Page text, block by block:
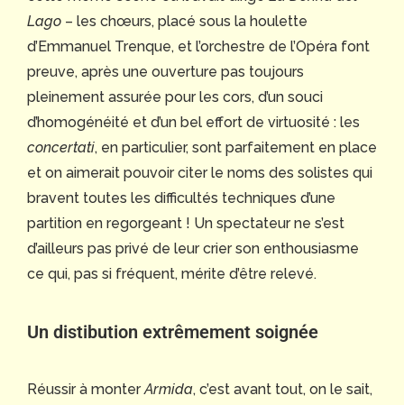
Lago – les chœurs, placé sous la houlette
d’Emmanuel Trenque, et l’orchestre de l’Opéra font
preuve, après une ouverture pas toujours
pleinement assurée pour les cors, d’un souci
d’homogénéité et d’un bel effort de virtuosité : les
concertati, en particulier, sont parfaitement en place
et on aimerait pouvoir citer le noms des solistes qui
bravent toutes les difficultés techniques d’une
partition en regorgeant ! Un spectateur ne s’est
d’ailleurs pas privé de leur crier son enthousiasme
ce qui, pas si fréquent, mérite d’être relevé.
Un distibution extrêmement soignée
Réussir à monterArmida, c’est avant tout, on le sait,